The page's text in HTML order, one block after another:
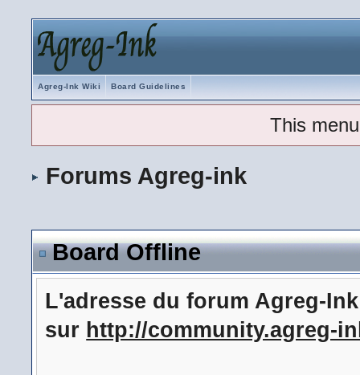
Agreg-Ink Wiki Board Guidelines
This
Forums Agreg-ink
Board Offline
L'adresse du forum Agreg-
sur http://community.agreg-